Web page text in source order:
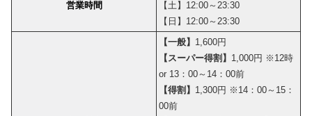
営業時間
【土】12:00～23:30
【日】12:00～23:30
【一般】 1,600円
【スーパー得割】 1,000円 ※12時
or 13：00～14：00前
【得割】 1,300円 ※14：00～15：
00前